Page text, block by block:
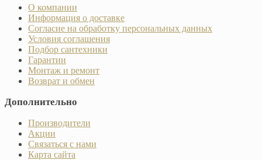
О компании
Информация о доставке
Согласие на обработку персональных данных
Условия соглашения
Подбор сантехники
Гарантии
Монтаж и ремонт
Возврат и обмен
Дополнительно
Производители
Акции
Связаться с нами
Карта сайта